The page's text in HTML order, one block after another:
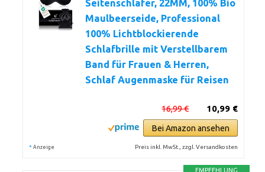
Seitenschläfer, 22MM, 100% Bio
Maulbeerseide, Professional
100% Lichtblockierende
Schlafbrille mit Verstellbarem
Band für Frauen & Herren,
Schlaf Augenmaske für Reisen
10,99 €
16,99 €
Bei Amazon ansehen
* Anzeige Preis inkl. MwSt., zzgl. Versandkosten
EMPFEHLUNG